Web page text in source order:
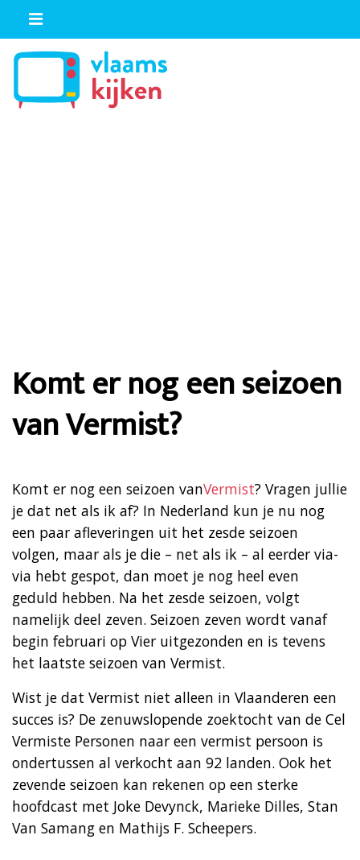
Komt er nog een seizoen
van Vermist?
Komt er nog een seizoen vanVermist? Vragen jullie
je dat net als ik af? In Nederland kun je nu nog
een paar afleveringen uit het zesde seizoen
volgen, maar als je die – net als ik – al eerder via-
via hebt gespot, dan moet je nog heel even
geduld hebben. Na het zesde seizoen, volgt
namelijk deel zeven. Seizoen zeven wordt vanaf
begin februari op Vier uitgezonden en is tevens
het laatste seizoen van Vermist.
Wist je dat Vermist niet alleen in Vlaanderen een
succes is? De zenuwslopende zoektocht van de Cel
Vermiste Personen naar een vermist persoon is
ondertussen al verkocht aan 92 landen. Ook het
zevende seizoen kan rekenen op een sterke
hoofdcast met Joke Devynck, Marieke Dilles, Stan
Van Samang en Mathijs F. Scheepers.